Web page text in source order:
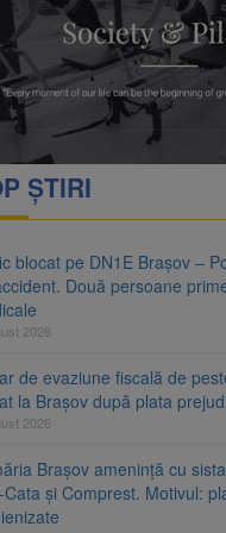
îngrijiri
ȘTIRI
blocat pe DN1E Brașov –
Două persoane
2026
de evaziune fiscală de
la Brașov după plata
2026
Brașov amenință cu
Cata și Comprest. Motivul: